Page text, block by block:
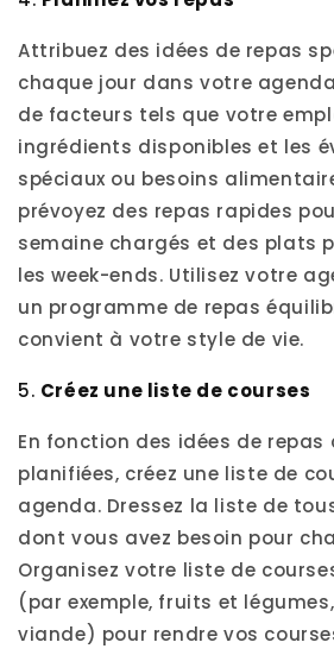
Attribuez des idées de repas
chaque jour dans votre
de facteurs tels que votre
ingrédients disponibles et les
spéciaux ou besoins
prévoyez des repas rapides
semaine chargés et des plats
les week-ends. Utilisez votre
un programme de repas
convient à votre style de vie.
5. Créez une liste de courses
En fonction des idées de repas
planifiées, créez une liste de
agenda. Dressez la liste de
dont vous avez besoin pour
Organisez votre liste de
(par exemple, fruits et
viande) pour rendre vos